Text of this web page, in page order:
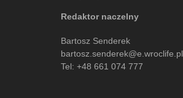
Redaktor naczelny
Bartosz Senderek
bartosz.senderek@e.wroclife.pl
Tel: +48 661 074 777